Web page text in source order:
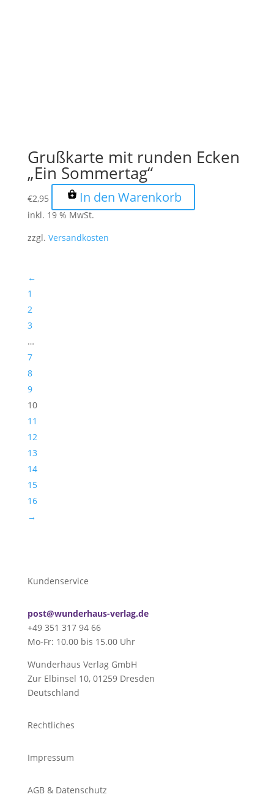
Grußkarte mit runden Ecken
„Ein Sommertag“
€2,95 In den Warenkorb
inkl. 19 % MwSt.
zzgl. Versandkosten
←
1
2
3
…
7
8
9
10
11
12
13
14
15
16
→
Kundenservice
post@wunderhaus-verlag.de
+49 351 317 94 66
Mo-Fr: 10.00 bis 15.00 Uhr
Wunderhaus Verlag GmbH
Zur Elbinsel 10, 01259 Dresden
Deutschland
Rechtliches
Impressum
AGB & Datenschutz